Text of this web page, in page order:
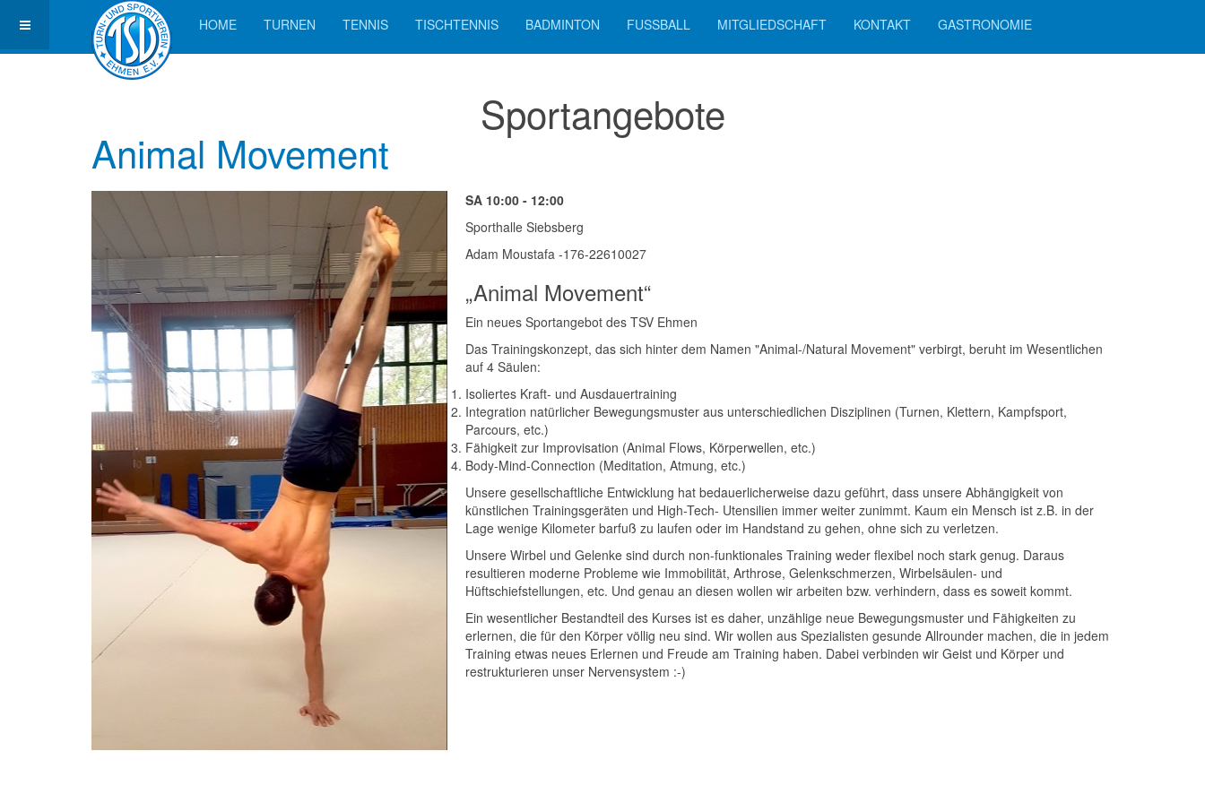
HOME TURNEN TENNIS TISCHTENNIS BADMINTON FUSSBALL MITGLIEDSCHAFT KONTAKT GASTRONOMIE
Sportangebote
Animal Movement
SA 10:00 - 12:00
Sporthalle Siebsberg
Adam Moustafa -176-22610027
„Animal Movement“
Ein neues Sportangebot des TSV Ehmen
Das Trainingskonzept, das sich hinter dem Namen "Animal-/Natural Movement" verbirgt, beruht im Wesentlichen
auf 4 Säulen:
Isoliertes Kraft- und Ausdauertraining
Integration natürlicher Bewegungsmuster aus unterschiedlichen Disziplinen (Turnen, Klettern, Kampfsport,
Parcours, etc.)
Fähigkeit zur Improvisation (Animal Flows, Körperwellen, etc.)
Body-Mind-Connection (Meditation, Atmung, etc.)
Unsere gesellschaftliche Entwicklung hat bedauerlicherweise dazu geführt, dass unsere Abhängigkeit von
künstlichen Trainingsgeräten und High-Tech- Utensilien immer weiter zunimmt. Kaum ein Mensch ist z.B. in der
Lage wenige Kilometer barfuß zu laufen oder im Handstand zu gehen, ohne sich zu verletzen.
Unsere Wirbel und Gelenke sind durch non-funktionales Training weder flexibel noch stark genug. Daraus
resultieren moderne Probleme wie Immobilität, Arthrose, Gelenkschmerzen, Wirbelsäulen- und
Hüftschiefstellungen, etc. Und genau an diesen wollen wir arbeiten bzw. verhindern, dass es soweit kommt.
Ein wesentlicher Bestandteil des Kurses ist es daher, unzählige neue Bewegungsmuster und Fähigkeiten zu
erlernen, die für den Körper völlig neu sind. Wir wollen aus Spezialisten gesunde Allrounder machen, die in jedem
Training etwas neues Erlernen und Freude am Training haben. Dabei verbinden wir Geist und Körper und
restrukturieren unser Nervensystem :-)